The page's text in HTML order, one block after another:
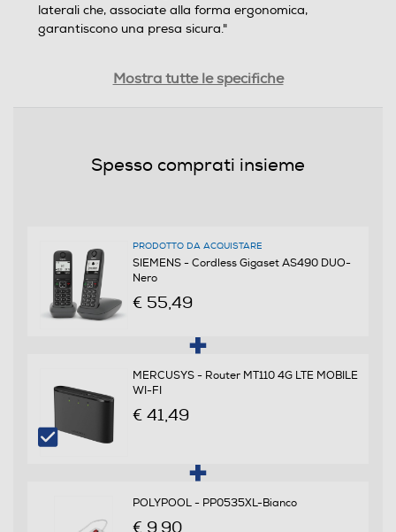
laterali che, associate alla forma ergonomica,
garantiscono una presa sicura."
Altre funzioni
La rubrica permette di memorizzare fino a 100 numeri
i contatti più importanti, per averli sempre a portata di
mano.
Gestione energetica
Mostra tutte le specifiche
Spesso comprati insieme
PRODOTTO DA ACQUISTARE
SIEMENS - Cordless Gigaset AS490 DUO-
Nero
€ 55,49
MERCUSYS - Router MT110 4G LTE MOBILE
WI-FI
€ 41,49
POLYPOOL - PP0535XL-Bianco